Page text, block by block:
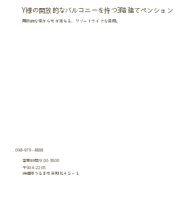
Y様の開放的なバルコニーを持つ3階建てペンション
開放的な窓から光が満ちる、リゾートライクな空間。
098-979-4888
営業時間:9:00-18:00
〒904-2205
沖縄県うるま市栄野比４５−１